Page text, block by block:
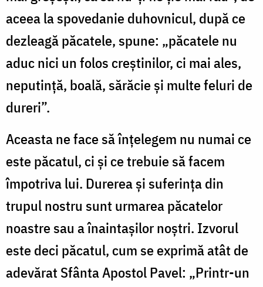
aceea la spovedanie duhovnicul, după ce
dezleagă păcatele, spune: „păcatele nu
aduc nici un folos creştinilor, ci mai ales,
neputinţă, boală, sărăcie şi multe feluri de
dureri”.
Aceasta ne face să înţelegem nu numai ce
este păcatul, ci şi ce trebuie să facem
împotriva lui. Durerea şi suferinţa din
trupul nostru sunt urmarea păcatelor
noastre sau a înaintaşilor noştri. Izvorul
este deci păcatul, cum se exprimă atât de
adevărat Sfânta Apostol Pavel: „Printr-un